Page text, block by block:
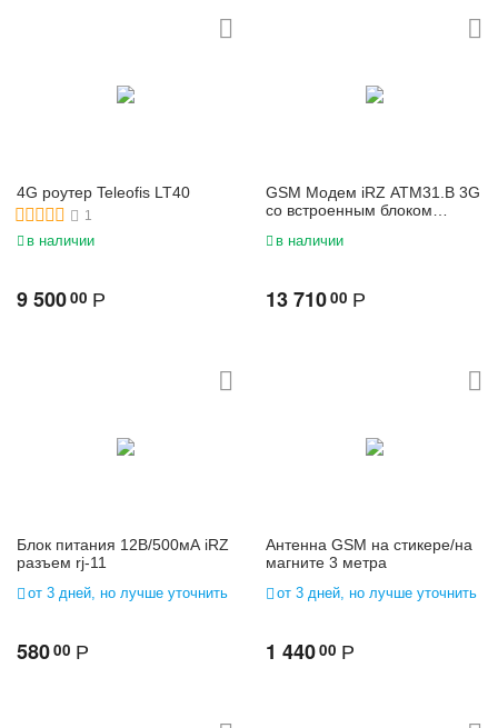
4G роутер Teleofis LT40
1
в наличии
9 50000 Р
GSM Модем iRZ ATM31.B 3G
со встроенным блоком
в наличии
13 71000 Р
Блок питания 12В/500мА iRZ
разъем rj-11
от 3 дней, но лучше уточнить
58000 Р
Антенна GSM на стикере/на
магните 3 метра
от 3 дней, но лучше уточнить
1 44000 Р